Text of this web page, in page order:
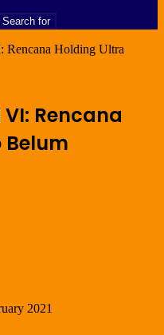
Search for
Holding Ultra
Rencana
Belum
2021